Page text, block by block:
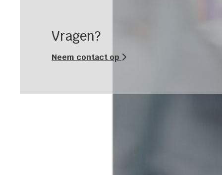
Vragen?
Neem contact op